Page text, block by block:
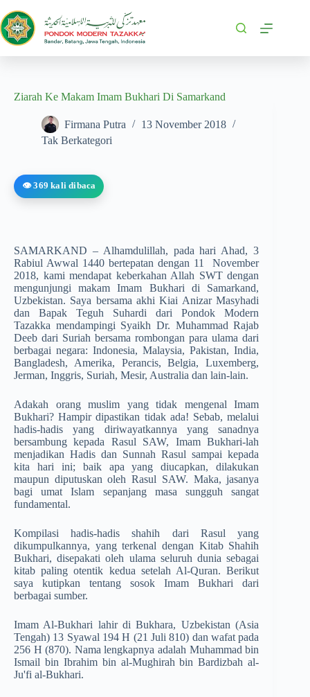
Ziarah Ke Makam Imam Bukhari Di Samarkand
Firmana Putra
13 November 2018
Tak Berkategori
👁️ 369 kali dibaca
SAMARKAND – Alhamdulillah, pada hari Ahad, 3
Rabiul Awwal 1440 bertepatan dengan 11 November
2018, kami mendapat keberkahan Allah SWT dengan
mengunjungi makam Imam Bukhari di Samarkand,
Uzbekistan. Saya bersama akhi Kiai Anizar Masyhadi
dan Bapak Teguh Suhardi dari Pondok Modern
Tazakka mendampingi Syaikh Dr. Muhammad Rajab
Deeb dari Suriah bersama rombongan para ulama dari
berbagai negara: Indonesia, Malaysia, Pakistan, India,
Bangladesh, Amerika, Perancis, Belgia, Luxemberg,
Jerman, Inggris, Suriah, Mesir, Australia dan lain-lain.
Adakah orang muslim yang tidak mengenal Imam
Bukhari? Hampir dipastikan tidak ada! Sebab, melalui
hadis-hadis yang diriwayatkannya yang sanadnya
bersambung kepada Rasul SAW, Imam Bukhari-lah
menjadikan Hadis dan Sunnah Rasul sampai kepada
kita hari ini; baik apa yang diucapkan, dilakukan
maupun diputuskan oleh Rasul SAW. Maka, jasanya
bagi umat Islam sepanjang masa sungguh sangat
fundamental.
Kompilasi hadis-hadis shahih dari Rasul yang
dikumpulkannya, yang terkenal dengan Kitab Shahih
Bukhari, disepakati oleh ulama seluruh dunia sebagai
kitab paling otentik kedua setelah Al-Quran. Berikut
saya kutipkan tentang sosok Imam Bukhari dari
berbagai sumber.
Imam Al-Bukhari lahir di Bukhara, Uzbekistan (Asia
Tengah) 13 Syawal 194 H (21 Juli 810) dan wafat pada
256 H (870). Nama lengkapnya adalah Muhammad bin
Ismail bin Ibrahim bin al-Mughirah bin Bardizbah al-
Ju'fi al-Bukhari.